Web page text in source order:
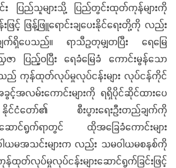
ပြည်သူများသို့ ပြည်တွင်းထုတ်ကုန်များကို
ြင့် ဖြန့်ဖြူရောင်းချပေးနိုင်ရေးတို့ကို လည်း
ျက်ရှိပေသည်။ ရာသီဥတုမျှတပြီး ရေမြေ
ာ ပြည့်ဝပြီး ရေခံမြေခံ ကောင်းမွန်သော
သည် ကုန်ထုတ်လုပ်မှုလုပ်ငန်းများ လုပ်ငန်ကိုင်
အလမ်းကောင်းများကို ရရှိပိုင်ဆိုင်ထားပေ
၏ စီးပွားရေးဦးတည်ချက်ကို
ာင်ရွက်ရာတွင် ထိုအခြေခံကောင်းများ
မအသင်းများက လည်း သမဝါယမစနစ်ကို
ပ်မှုလုပ်ငန်းများဆောင်ရွက်ခြင်းဖြင့်